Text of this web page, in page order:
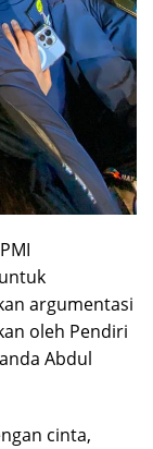
argumentasi
oleh Pendiri
Abdul
cinta,